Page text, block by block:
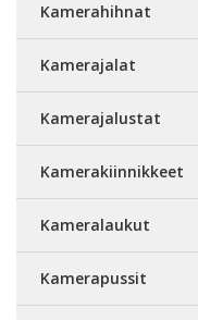
Kamerahihnat
Kamerajalat
Kamerajalustat
Kamerakiinnikkeet
Kameralaukut
Kamerapussit